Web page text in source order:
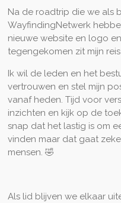
Na de roadtrip die we als
WayfindingNetwerk
nieuwe website en logo
tegengekomen zit mijn
Ik wil de leden en het
vertrouwen en stel mijn
vanaf heden. Tijd voor
inzichten en kijk op de
snap dat het lastig is om
vinden maar dat gaat
mensen. 🤣
Als lid blijven we elkaar